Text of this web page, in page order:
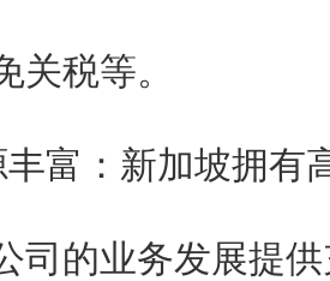
关税等。
富：新加坡拥有
司的业务发展提